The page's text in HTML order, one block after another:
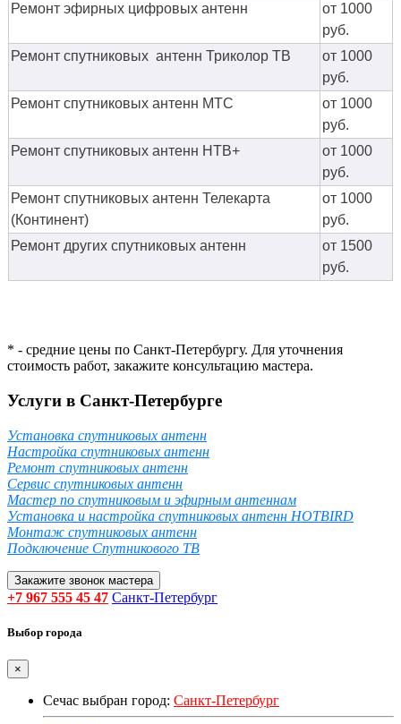
Ремонт эфирных цифровых антенн
от 1000
руб.
Ремонт спутниковых антенн Триколор ТВ
от 1000
руб.
Ремонт спутниковых антенн МТС
от 1000
руб.
Ремонт спутниковых антенн НТВ+
от 1000
руб.
Ремонт спутниковых антенн Телекарта
(Континент)
от 1000
руб.
Ремонт других спутниковых антенн
от 1500
руб.
* - средние цены по Санкт-Петербургу. Для уточнения
стоимость работ, закажите консультацию мастера.
Услуги в Санкт-Петербурге
Установка спутниковых антенн
Настройка спутниковых антенн
Ремонт спутниковых антенн
Сервис спутниковых антенн
Мастер по спутниковым и эфирным антеннам
Установка и настройка спутниковых антенн HOTBIRD
Монтаж спутниковых антенн
Подключение Спутникового ТВ
Закажите звонок мастера
+7 967 555 45 47 Санкт-Петербург
Выбор города
×
Сечас выбран город: Санкт-Петербург